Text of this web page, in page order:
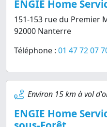
ENGIE Home
151-153 rue du Premier
92000 Nanterre
Téléphone : 01 47 72 07
Environ 15 km à vol
ENGIE Home